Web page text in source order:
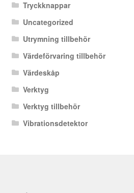
Tryckknappar
Uncategorized
Utrymning tillbehör
Värdeförvaring tillbehör
Värdeskåp
Verktyg
Verktyg tillbehör
Vibrationsdetektor